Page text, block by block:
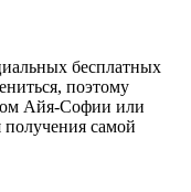
бесплатных
поэтому
Айя-Софии или
получения самой